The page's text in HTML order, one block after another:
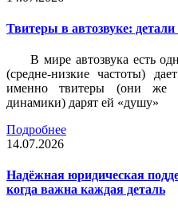
Твитеры в автозвуке:
В мире автозвука есть
(средне-низкие частоты)
именно твитеры (они же
динамики) дарят ей «душу»
Подробнее
14.07.2026
Надёжная юридическая
когда важна каждая деталь